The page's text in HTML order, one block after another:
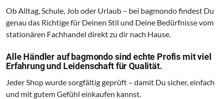
Ob Alltag, Schule, Job oder Urlaub – bei bagmondo findest Du
genau das Richtige für Deinen Stil und Deine Bedürfnisse vom
stationären Fachhandel direkt zu dir nach Hause.
Alle Händler auf bagmondo sind echte Profis mit viel
Erfahrung und Leidenschaft für Qualität.
Jeder Shop wurde sorgfältig geprüft – damit Du sicher, einfach
und mit gutem Gefühl einkaufen kannst.